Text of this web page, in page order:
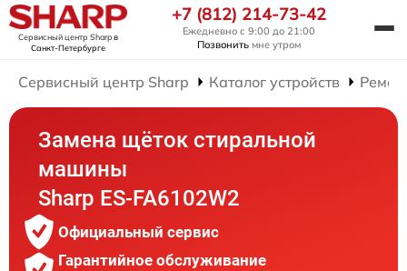
Сервисный центр Sharpв
Санкт-Петербурге
+7 (812) 214-73-42
Ежедневно с 9:00 до 21:00
Позвонить мне утром
Сервисный центр Sharp Каталог устройств
Замена щёток стиральной
машины
Sharp ES-FA6102W2
Официальный сервис
Гарантийное обслуживание